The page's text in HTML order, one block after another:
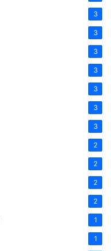
3
3
3
3
3
3
3
2
2
2
2
1
1